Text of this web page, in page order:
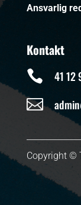
Ansvarlig
Kontakt
 41 12

Copyright ©